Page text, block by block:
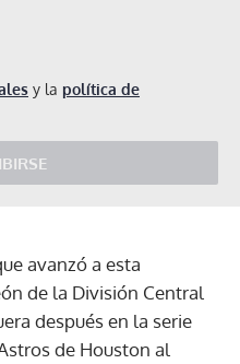
y la política de
avanzó a esta
de la División Central
después en la serie
de Houston al